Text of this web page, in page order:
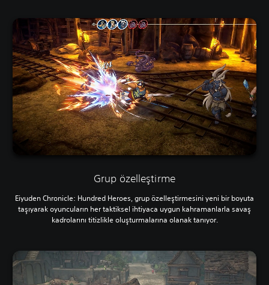
Grup özelleştirme
Eiyuden Chronicle: Hundred Heroes, grup özelleştirmesini yeni bir boyuta
taşıyarak oyuncuların her taktiksel ihtiyaca uygun kahramanlarla savaş
kadrolarını titizlikle oluşturmalarına olanak tanıyor.